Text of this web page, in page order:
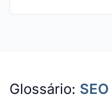
Glossário: SEO